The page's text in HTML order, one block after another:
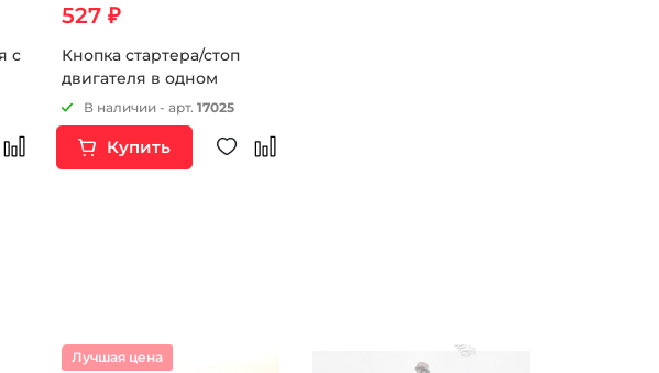
с
527 ₽
Кнопка стартера/стоп
двигателя в одном
В наличии - арт. 17025
Купить
Лучшая цена